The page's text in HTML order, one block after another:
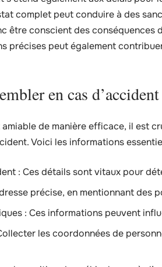
complet peut conduire à des
être conscient des conséquences
précises peut également
en cas d’accident
de manière efficace, il est
Voici les informations
: Ces détails sont vitaux pour
précise, en mentionnant des
: Ces informations peuvent
les coordonnées de